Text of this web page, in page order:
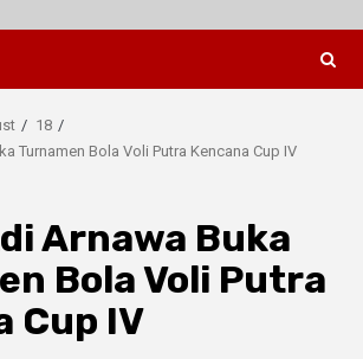
18
Turnamen Bola Voli Putra Kencana Cup IV
Arnawa Buka
Bola Voli Putra
Cup IV